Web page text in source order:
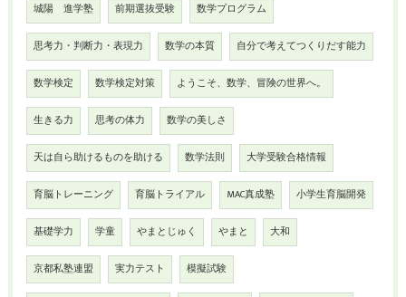
城陽 進学塾 前期選抜受験 数学プログラム
思考力・判断力・表現力 数学の本質 自分で考えてつくりだす能力
数学検定 数学検定対策 ようこそ、数学、冒険の世界へ。
生きる力 思考の体力 数学の美しさ
天は自ら助けるものを助ける 数学法則 大学受験合格情報
育脳トレーニング 育脳トライアル MAC真成塾 小学生育脳開発
基礎学力 学童 やまとじゅく やまと 大和
京都私塾連盟 実力テスト 模擬試験